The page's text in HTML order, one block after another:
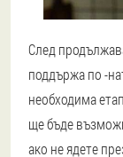
След
поддържа по -
необходима
ще бъде
ако не ядете